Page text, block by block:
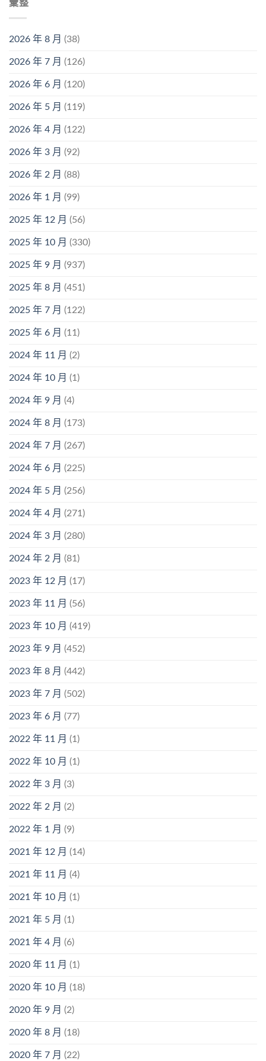
彙整
2026 年 8 月 (38)
2026 年 7 月 (126)
2026 年 6 月 (120)
2026 年 5 月 (119)
2026 年 4 月 (122)
2026 年 3 月 (92)
2026 年 2 月 (88)
2026 年 1 月 (99)
2025 年 12 月 (56)
2025 年 10 月 (330)
2025 年 9 月 (937)
2025 年 8 月 (451)
2025 年 7 月 (122)
2025 年 6 月 (11)
2024 年 11 月 (2)
2024 年 10 月 (1)
2024 年 9 月 (4)
2024 年 8 月 (173)
2024 年 7 月 (267)
2024 年 6 月 (225)
2024 年 5 月 (256)
2024 年 4 月 (271)
2024 年 3 月 (280)
2024 年 2 月 (81)
2023 年 12 月 (17)
2023 年 11 月 (56)
2023 年 10 月 (419)
2023 年 9 月 (452)
2023 年 8 月 (442)
2023 年 7 月 (502)
2023 年 6 月 (77)
2022 年 11 月 (1)
2022 年 10 月 (1)
2022 年 3 月 (3)
2022 年 2 月 (2)
2022 年 1 月 (9)
2021 年 12 月 (14)
2021 年 11 月 (4)
2021 年 10 月 (1)
2021 年 5 月 (1)
2021 年 4 月 (6)
2020 年 11 月 (1)
2020 年 10 月 (18)
2020 年 9 月 (2)
2020 年 8 月 (18)
2020 年 7 月 (22)